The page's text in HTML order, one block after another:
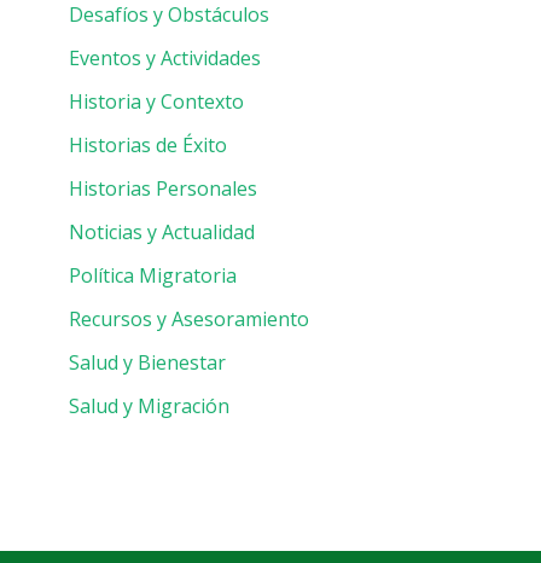
Desafíos y Obstáculos
Eventos y Actividades
Historia y Contexto
Historias de Éxito
Historias Personales
Noticias y Actualidad
Política Migratoria
Recursos y Asesoramiento
Salud y Bienestar
Salud y Migración